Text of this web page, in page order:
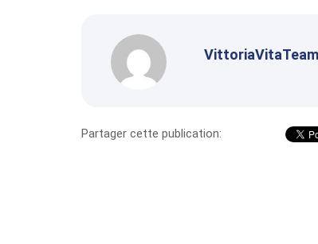
VittoriaVitaTeam
Partager cette publication: